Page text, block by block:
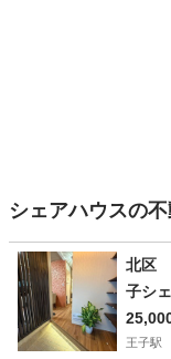
シェアハウスの
北区
子シ
王子駅